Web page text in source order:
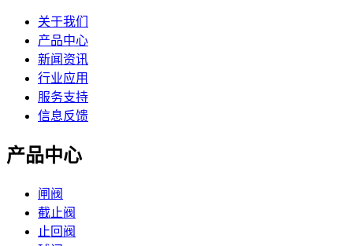
关于我们
产品中心
新闻资讯
行业应用
服务支持
信息反馈
产品中心
闸阀
截止阀
止回阀